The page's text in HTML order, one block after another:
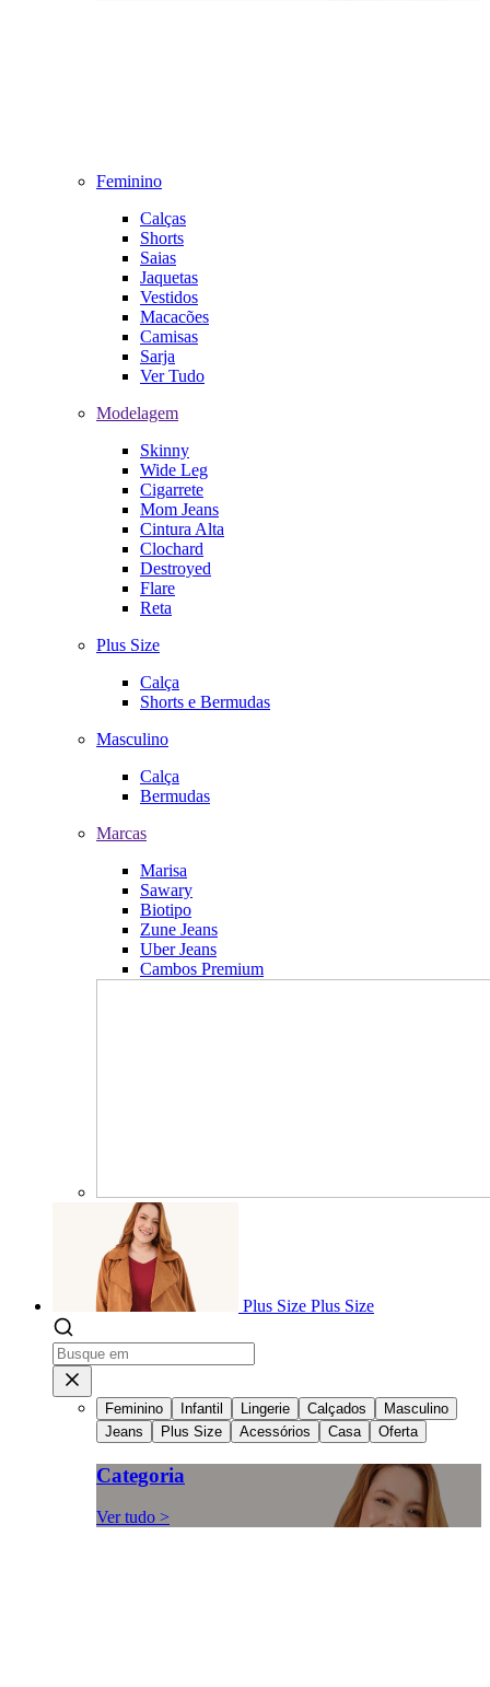
Feminino
Calças
Shorts
Saias
Jaquetas
Vestidos
Macacões
Camisas
Sarja
Ver Tudo
Modelagem
Skinny
Wide Leg
Cigarrete
Mom Jeans
Cintura Alta
Clochard
Destroyed
Flare
Reta
Plus Size
Calça
Shorts e Bermudas
Masculino
Calça
Bermudas
Marcas
Marisa
Sawary
Biotipo
Zune Jeans
Uber Jeans
Cambos Premium
Plus Size Plus Size
Feminino Infantil Lingerie Calçados
Masculino
Jeans
Plus Size Acessórios Casa Oferta
Categoria
Ver tudo >